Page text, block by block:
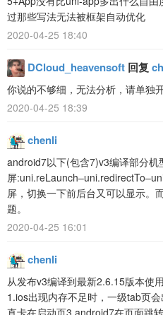
过那些写法无法被框架自动优化
2020-04-25 18:40
DCloud_heavensoft 回复
你说的不够细，无法分析，请单独
2020-04-25 18:39
chenli
android7以下(包含7)v3编译部分机
屏
屏，切换一下前后台又可以显示。
题。
2020-04-25 16:01
chenli
从发布v3编译到最新2.6.15版本使
1.ios出现内存不足时，一级tab页
直卡在启动页3.android7在页面跳